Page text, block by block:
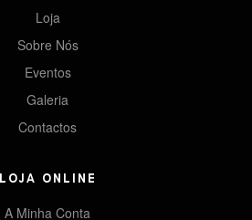
Loja
Sobre Nós
Eventos
Galeria
Contactos
LOJA ONLINE
A Minha Conta